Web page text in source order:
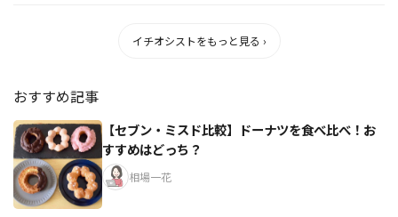
イチオシストをもっと見る ›
おすすめ記事
【セブン・ミスド比較】ドーナツを食べ比べ！お
すすめはどっち？
相場一花